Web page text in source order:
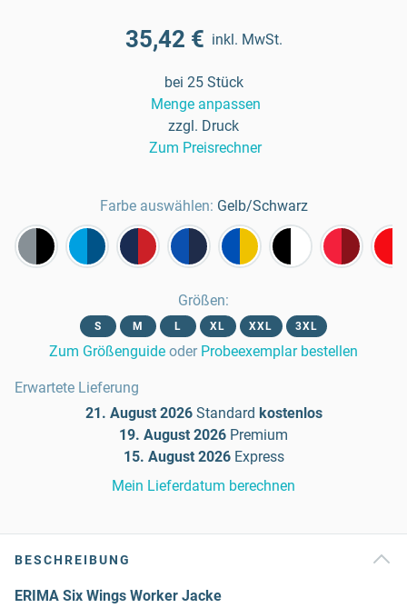
35,42 € inkl. MwSt.
bei 25 Stück
Menge anpassen
zzgl. Druck
Zum Preisrechner
Farbe auswählen: Gelb/Schwarz
Größen:
S M L XL XXL 3XL
Zum Größenguide oder Probeexemplar bestellen
Erwartete Lieferung
21. August 2026 Standard kostenlos
19. August 2026 Premium
15. August 2026 Express
Mein Lieferdatum berechnen
BESCHREIBUNG
ERIMA Six Wings Worker Jacke